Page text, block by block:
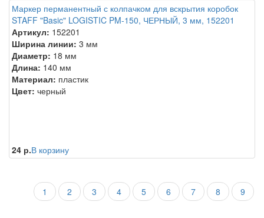
Маркер перманентный с колпачком для вскрытия коробок
STAFF "Basic" LOGISTIC PM-150, ЧЕРНЫЙ, 3 мм, 152201
Артикул: 152201
Ширина линии: 3 мм
Диаметр: 18 мм
Длина: 140 мм
Материал: пластик
Цвет: черный
24 р.В корзину
1 2 3 4 5 6 7 8 9